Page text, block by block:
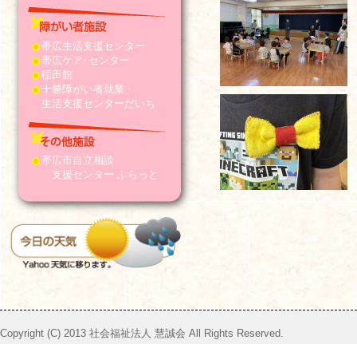
帯広生活支援センター
帯広ケア･センター
稲田館
十勝障がい者就業・
生活支援センターだいち
帯広市自立相談
支援センター ふらっと
Copyright (C) 2013 社会福祉法人 慧誠会 All Rights Reserved.